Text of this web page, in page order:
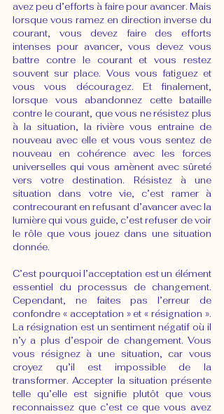
avez peu d’efforts à faire pour avancer. Mais
lorsque vous ramez en direction inverse du
courant, vous devez faire des efforts
intenses pour avancer, vous devez vous
battre contre le courant et vous restez
souvent sur place. Vous vous fatiguez et
vous vous découragez. Et finalement,
lorsque vous abandonnez cette bataille
contre le courant, que vous ne résistez plus
à la situation, la rivière vous entraine de
nouveau avec elle et vous vous sentez de
nouveau en cohérence avec les forces
universelles qui vous amènent avec sûreté
vers votre destination. Résistez à une
situation dans votre vie, c’est ramer à
contrecourant en refusant d’avancer avec la
lumière qui vous guide, c’est refuser de voir
le rôle que vous jouez dans une situation
donnée.
C’est pourquoi l’acceptation est un élément
essentiel du processus de changement.
Cependant, ne faites pas l’erreur de
confondre « acceptation » et « résignation ».
La résignation est un sentiment négatif où il
n’y a plus d’espoir de changement. Vous
vous résignez à une situation, car vous
croyez qu’il est impossible de la
transformer. Accepter la situation présente
telle qu’elle est signifie plutôt que vous
reconnaissez que c’est ce que vous avez